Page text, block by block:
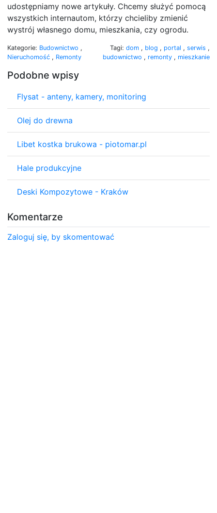
udostępniamy nowe artykuły. Chcemy służyć pomocą
wszystkich internautom, którzy chcieliby zmienić
wystrój własnego domu, mieszkania, czy ogrodu.
Kategorie: Budownictwo ,
Nieruchomość , Remonty
Tagi: dom , blog , portal , serwis ,
budownictwo , remonty , mieszkanie
Podobne wpisy
Flysat - anteny, kamery, monitoring
Olej do drewna
Libet kostka brukowa - piotomar.pl
Hale produkcyjne
Deski Kompozytowe - Kraków
Komentarze
Zaloguj się, by skomentować